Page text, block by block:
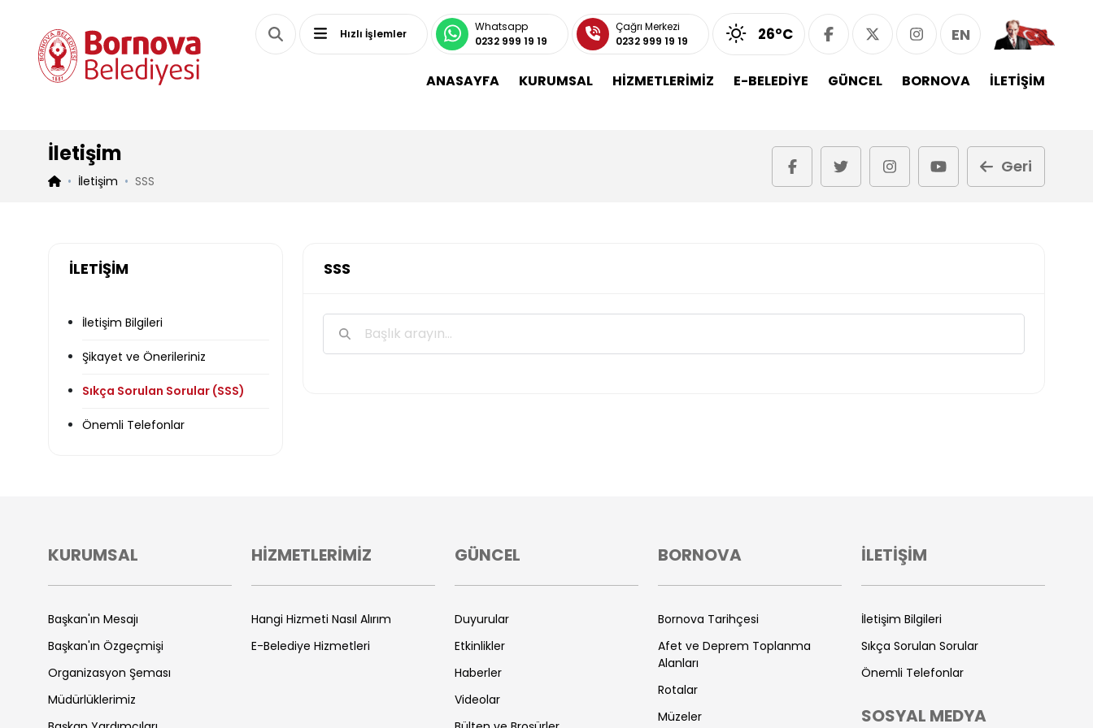
Hızlı İşlemler
Whatsapp
0232 999 19 19
Çağrı Merkezi
0232 999 19 19
26°C EN
ANASAYFA KURUMSAL HİZMETLERİMİZ E-BELEDİYE GÜNCEL BORNOVA İLETİŞİM
İletişim
İletişim SSS
Geri
İLETİŞİM
İletişim Bilgileri
Şikayet ve Önerileriniz
Sıkça Sorulan Sorular (SSS)
Önemli Telefonlar
SSS
KURUMSAL
Başkan'ın Mesajı
Başkan'ın Özgeçmişi
Organizasyon Şeması
Müdürlüklerimiz
HİZMETLERİMİZ
Hangi Hizmeti Nasıl Alırım
E-Belediye Hizmetleri
GÜNCEL
Duyurular
Etkinlikler
Haberler
Videolar
BORNOVA
Bornova Tarihçesi
Afet ve Deprem Toplanma
Alanları
Rotalar
Müzeler
İLETİŞİM
İletişim Bilgileri
Sıkça Sorulan Sorular
Önemli Telefonlar
SOSYAL MEDYA